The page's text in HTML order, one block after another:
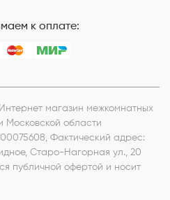
к оплате:
магазин межкомнатных
Московской области
Фактический адрес:
Старо-Нагорная ул., 20
публичной офертой и носит